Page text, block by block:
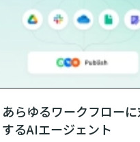
あらゆるワークフロー
するAIエージェント